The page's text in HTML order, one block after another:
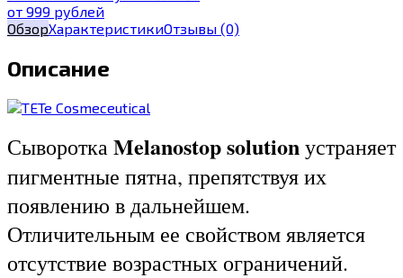
от 999 рублей
ОбзорХарактеристикиОтзывы (0)
Описание
СывороткаMelanostop solutionустраняет
пигментные пятна, препятствуя их
появлению в дальнейшем.
Отличительным ее свойством является
отсутствие возрастных ограничений.